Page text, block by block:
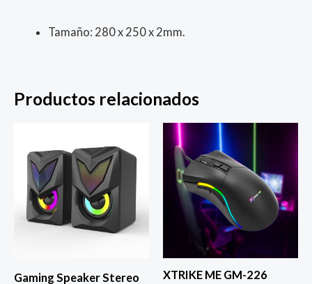
Tamaño: 280 x 250 x 2mm.
Productos relacionados
Gaming Speaker Stereo
XTRIKE ME GM-226